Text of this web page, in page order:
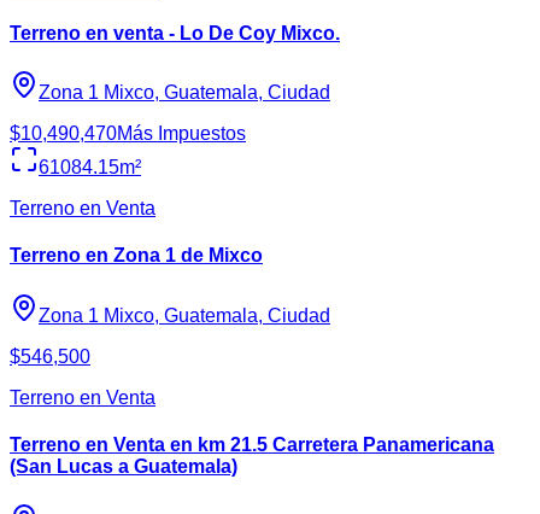
Terreno en venta - Lo De Coy Mixco.
Zona 1 Mixco, Guatemala, Ciudad
$10,490,470Más Impuestos
61084.15m²
Terreno en Venta
Terreno en Zona 1 de Mixco
Zona 1 Mixco, Guatemala, Ciudad
$546,500
Terreno en Venta
Terreno en Venta en km 21.5 Carretera Panamericana
(San Lucas a Guatemala)